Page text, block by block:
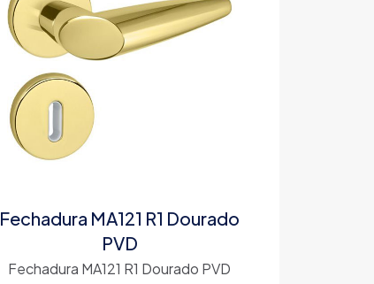
Fechadura MA121 R1 Dourado
PVD
Fechadura MA121 R1 Dourado PVD